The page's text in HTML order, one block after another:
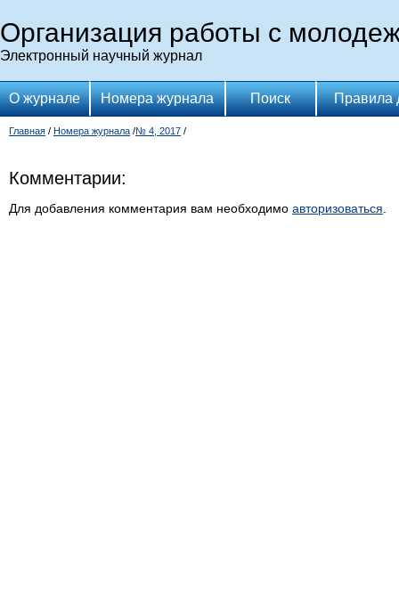
Организация работы с
Электронный научный журнал
О журнале Номера журнала Поиск Правила
Главная / Номера журнала /№ 4, 2017 /
Комментарии:
Для добавления комментария вам необходимо авторизоваться